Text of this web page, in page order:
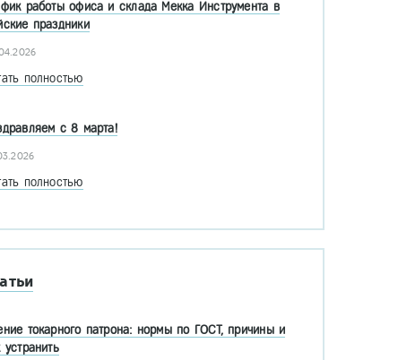
работы офиса и склада Мекка Инструмента в
праздники
полностью
с 8 марта!
полностью
токарного патрона: нормы по ГОСТ, причины и
устранить